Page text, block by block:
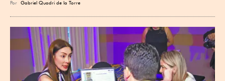
Por Gabriel Quadri de la Torre